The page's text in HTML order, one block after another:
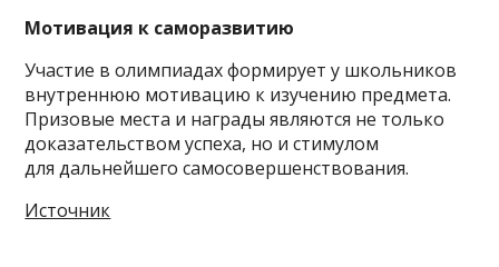
Мотивация к саморазвитию
Участие в олимпиадах формирует у школьников
внутреннюю мотивацию к изучению предмета.
Призовые места и награды являются не только
доказательством успеха, но и стимулом
для дальнейшего самосовершенствования.
Источник